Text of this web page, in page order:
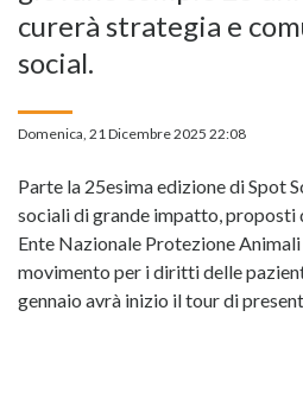
curerà strategia e
social.
Domenica, 21 Dicembre 2025 22:08
Parte la 25esima edizione di Spot
sociali di grande impatto, proposti
Ente Nazionale Protezione
movimento per i diritti delle
gennaio avrà inizio il tour di